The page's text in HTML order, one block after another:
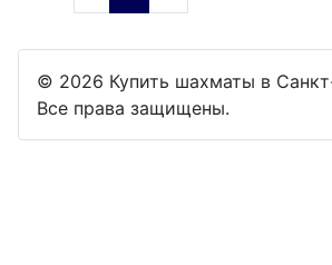
© 2026 Купить шахматы в
Все права защищены.